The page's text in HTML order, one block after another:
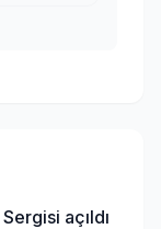
açıldı